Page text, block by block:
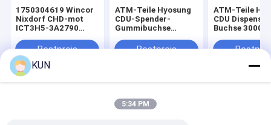
1750304619 Wincor
Nixdorf CHD-mot
ICT3H5-3A2790
01750304619
Bestpreis
ATM-Teile Hyosung
CDU-Spender-
Gummibuchse
Direktverkauf ab
Bestpreis
ATM-Teile
CDU
Buchse
Direktverkauf
Sitemap
Privacy Policy
KUN
5:34 PM